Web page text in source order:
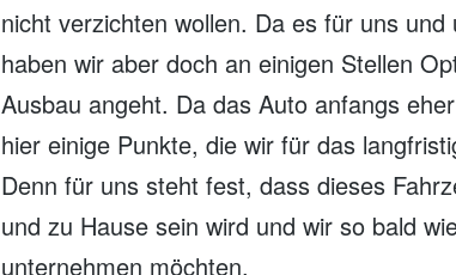
nicht verzichten wollen. Da es für uns
haben wir aber doch an einigen Stellen
Ausbau angeht. Da das Auto anfangs
hier einige Punkte, die wir für das
Denn für uns steht fest, dass dieses
und zu Hause sein wird und wir so bald
unternehmen möchten.